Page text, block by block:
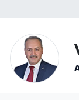
Spor
Tüm